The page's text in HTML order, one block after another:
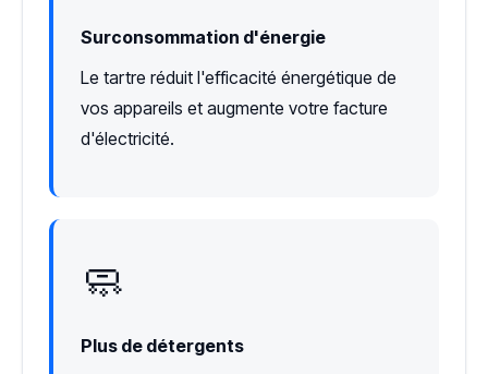
Surconsommation d'énergie
Le tartre réduit l'efficacité énergétique de
vos appareils et augmente votre facture
d'électricité.
🧼
Plus de détergents